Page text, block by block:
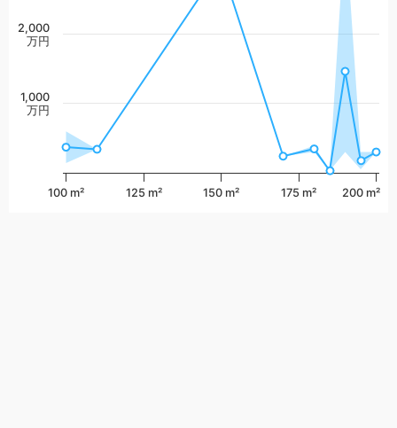
100 m² 125 m² 150 m² 175 m² 200 m²
1,000
万円
2,000
万円